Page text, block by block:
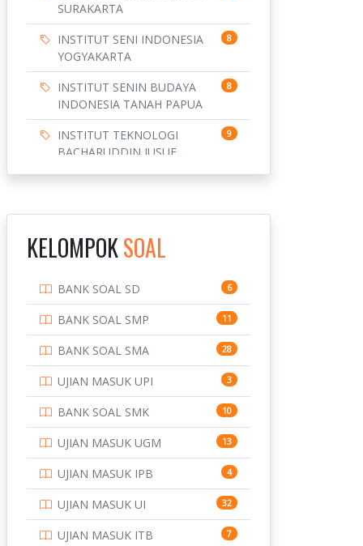
SURAKARTA
INSTITUT SENI INDONESIA
YOGYAKARTA
8
INSTITUT SENIN BUDAYA
INDONESIA TANAH PAPUA
8
INSTITUT TEKNOLOGI
BACHARUDDIN JUSUF
9
BANDUNG
INSTITUT TEKNOLOGI
INSTITUT TEKNOLOGI
SEPULUH NOVEMBER
10
INSTITUT TEKNOLOGI
SUMATERA
9
IPDN / STPDN 148
PENDIDIKAN 943
PERBANKAN 3
POLRI 169
POLTEK SSN 7
4
KELOMPOKSOAL
BANK SOAL SD 6
BANK SOAL SMP 11
BANK SOAL SMA 28
UJIAN MASUK UPI 3
BANK SOAL SMK 10
UJIAN MASUK UGM 13
UJIAN MASUK IPB 4
UJIAN MASUK UI 32
UJIAN MASUK ITB 7